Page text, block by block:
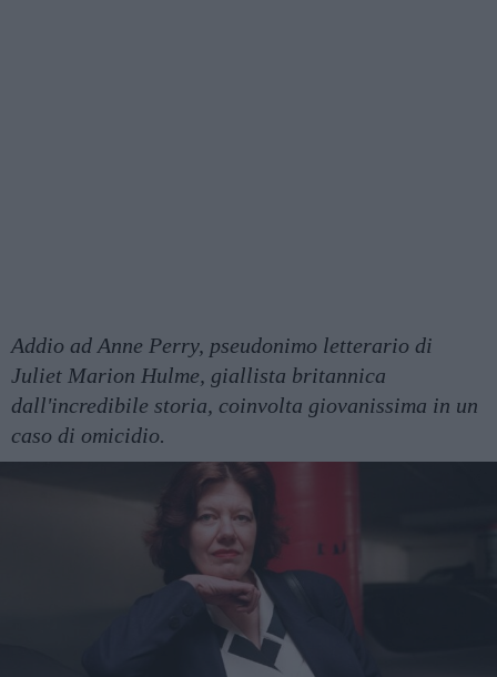
Addio ad Anne Perry, pseudonimo letterario di
Juliet Marion Hulme, giallista britannica
dall'incredibile storia, coinvolta giovanissima in un
caso di omicidio.